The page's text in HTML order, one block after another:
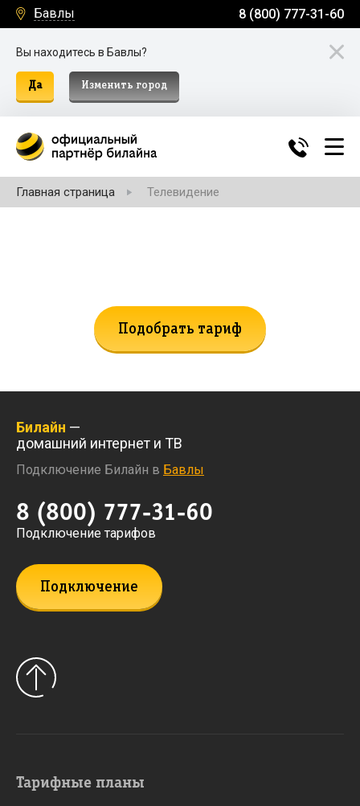
Бавлы 8 (800) 777-31-60
Вы находитесь в Бавлы?
Да Изменить город
Главная страница Телевидение
Подобрать тариф
Билайн —
домашний интернет и ТВ
Подключение Билайн в Бавлы
8 (800) 777-31-60
Подключение тарифов
Подключение
Тарифные планы